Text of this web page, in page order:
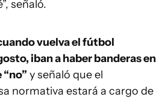
señaló.
vuelva el fútbol
iban a haber banderas en
y señaló que el
normativa estará a cargo de